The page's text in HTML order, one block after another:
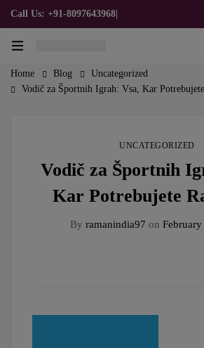
Call Us: +91-8097643968
Home Blog
Uncategorized
Vodič za Športnih Igrah: Vsa, Kar
UNCATEGORIZED
Vodič za Športnih
Kar Potrebujete
By ramanindia97 on